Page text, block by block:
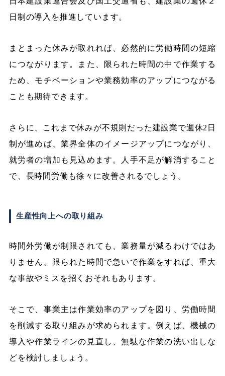
日制の導入を推進しています。
まとまった休みが取れれば、必然的に労働時間の短縮
につながります。また、限られた時間の中で作業する
ため、モチベーションや業務効率のアップにつながる
ことも期待できます。
さらに、これまで休みが不規則だった建設業で週休2日
制が進めば、業界全体のイメージアップにつながり、
就労者の増加も見込めます。人手不足が解消すること
で、長時間労働も徐々に改善されるでしょう。
生産性向上への取り組み
時間外労働が制限されても、業務量が減るわけではあ
りません。限られた時間で急いで作業をすれば、重大
な事故やミスを招くおそれもあります。
そこで、事業主は作業効率のアップを図り、労働時間
を削減する取り組みが求められます。例えば、機械の
導入や作業ラインの見直し、無駄な作業の洗い出しな
どを検討しましょう。